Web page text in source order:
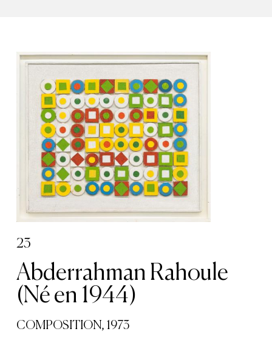
23
Abderrahman Rahoule
(Né en 1944)
COMPOSITION, 1973